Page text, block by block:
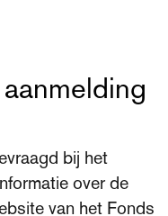
bij het
over de
van het Fonds